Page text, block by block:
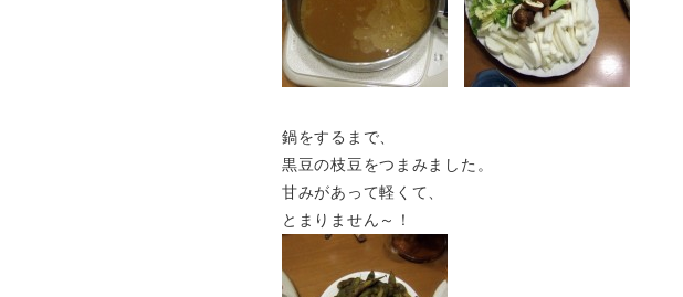
鍋をするまで、
黒豆の枝豆をつまみました。
甘みがあって軽くて、
とまりません～！